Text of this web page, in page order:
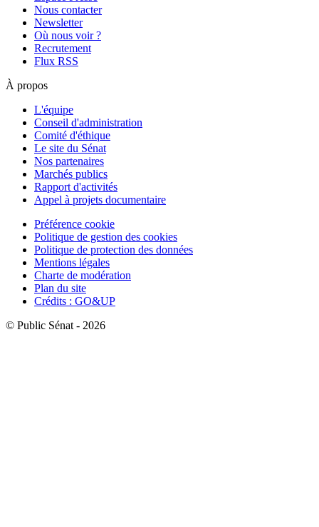
Nous contacter
Newsletter
Où nous voir ?
Recrutement
Flux RSS
À propos
L'équipe
Conseil d'administration
Comité d'éthique
Le site du Sénat
Nos partenaires
Marchés publics
Rapport d'activités
Appel à projets documentaire
Préférence cookie
Politique de gestion des cookies
Politique de protection des données
Mentions légales
Charte de modération
Plan du site
Crédits : GO&UP
© Public Sénat - 2026